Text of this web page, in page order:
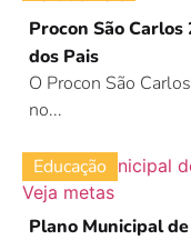
Procon São
dos Pais
O Procon São
no...
Educação
Plano Municipal